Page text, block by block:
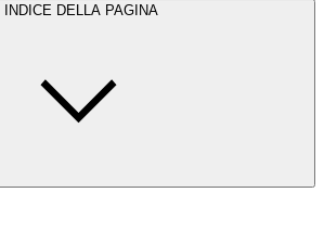
INDICE DELLA PAGINA